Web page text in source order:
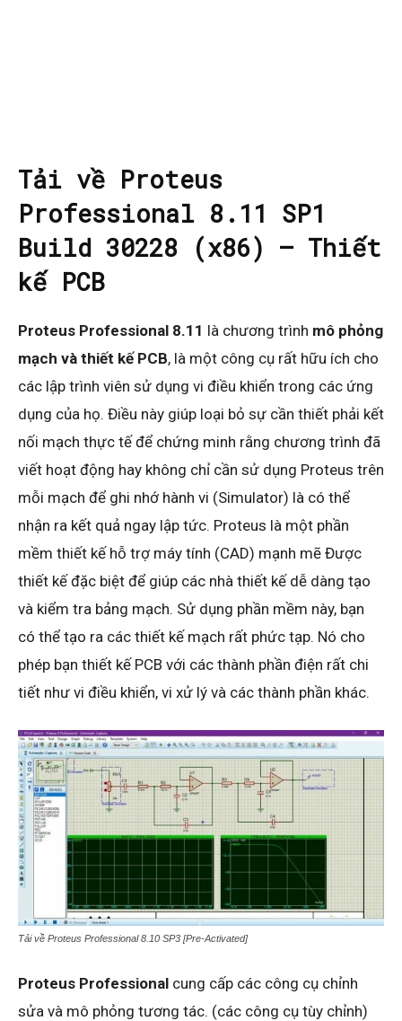
Tải về Proteus
Professional 8.11 SP1
Build 30228 (x86) – Thiết
kế PCB
Proteus Professional 8.11 là chương trình mô phỏng
mạch và thiết kế PCB, là một công cụ rất hữu ích cho
các lập trình viên sử dụng vi điều khiển trong các ứng
dụng của họ. Điều này giúp loại bỏ sự cần thiết phải kết
nối mạch thực tế để chứng minh rằng chương trình đã
viết hoạt động hay không chỉ cần sử dụng Proteus trên
mỗi mạch để ghi nhớ hành vi (Simulator) là có thể
nhận ra kết quả ngay lập tức. Proteus là một phần
mềm thiết kế hỗ trợ máy tính (CAD) mạnh mẽ Được
thiết kế đặc biệt để giúp các nhà thiết kế dễ dàng tạo
và kiểm tra bảng mạch. Sử dụng phần mềm này, bạn
có thể tạo ra các thiết kế mạch rất phức tạp. Nó cho
phép bạn thiết kế PCB với các thành phần điện rất chi
tiết như vi điều khiển, vi xử lý và các thành phần khác.
Tải về Proteus Professional 8.10 SP3 [Pre-Activated]
Proteus Professional cung cấp các công cụ chỉnh
sửa và mô phỏng tương tác. (các công cụ tùy chỉnh)